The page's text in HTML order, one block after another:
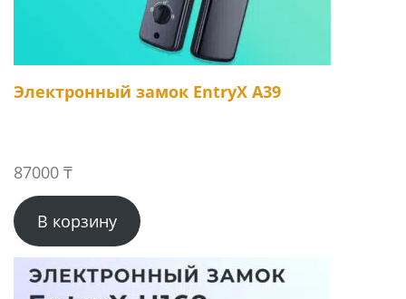
Электронный замок EntryX A39
87000 ₸
В корзину